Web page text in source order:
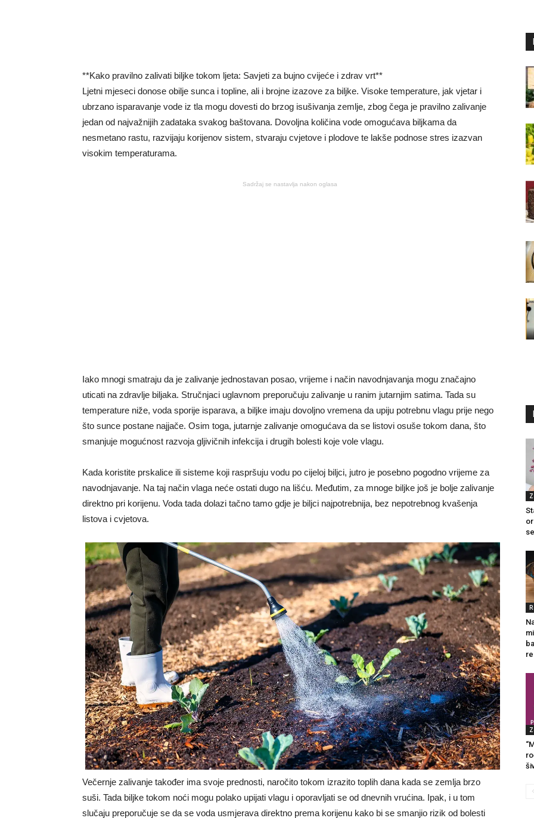
**Kako pravilno zalivati biljke tokom ljeta: Savjeti za bujno cvijeće i zdrav vrt**
Ljetni mjeseci donose obilje sunca i topline, ali i brojne izazove za biljke. Visoke temperature, jak vjetar i
ubrzano isparavanje vode iz tla mogu dovesti do brzog isušivanja zemlje, zbog čega je pravilno zalivanje
jedan od najvažnijih zadataka svakog baštovana. Dovoljna količina vode omogućava biljkama da
nesmetano rastu, razvijaju korijenov sistem, stvaraju cvjetove i plodove te lakše podnose stres izazvan
visokim temperaturama.
Sadržaj se nastavlja nakon oglasa
Iako mnogi smatraju da je zalivanje jednostavan posao, vrijeme i način navodnjavanja mogu značajno
uticati na zdravlje biljaka. Stručnjaci uglavnom preporučuju zalivanje u ranim jutarnjim satima. Tada su
temperature niže, voda sporije isparava, a biljke imaju dovoljno vremena da upiju potrebnu vlagu prije nego
što sunce postane najjače. Osim toga, jutarnje zalivanje omogućava da se listovi osuše tokom dana, što
smanjuje mogućnost razvoja gljivičnih infekcija i drugih bolesti koje vole vlagu.
Kada koristite prskalice ili sisteme koji raspršuju vodu po cijeloj biljci, jutro je posebno pogodno vrijeme za
navodnjavanje. Na taj način vlaga neće ostati dugo na lišću. Međutim, za mnoge biljke još je bolje zalivanje
direktno pri korijenu. Voda tada dolazi tačno tamo gdje je biljci najpotrebnija, bez nepotrebnog kvašenja
listova i cvjetova.
Večernje zalivanje također ima svoje prednosti, naročito tokom izrazito toplih dana kada se zemlja brzo
suši. Tada biljke tokom noći mogu polako upijati vlagu i oporavljati se od dnevnih vrućina. Ipak, i u tom
slučaju preporučuje se da se voda usmjerava direktno prema korijenu kako bi se smanjio rizik od bolesti